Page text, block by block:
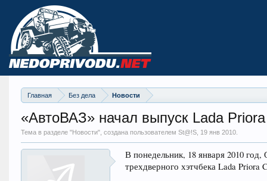
Главная Без дела Новости
«АвтоВАЗ» начал выпуск Lada
Тема в разделе "Новости", создана пользователем St@!S, 19 янв 2010.
В понедельник, 18 января 2010
трехдверного хэтчбека Lada Priora